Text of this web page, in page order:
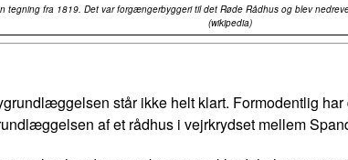
tegning fra 1819. Det var forgængerbyggeri til det Røde Rådhus og blev
(wikipedia)
står ikke helt klart. Formodentlig
af et rådhus i vejrkrydset mellem